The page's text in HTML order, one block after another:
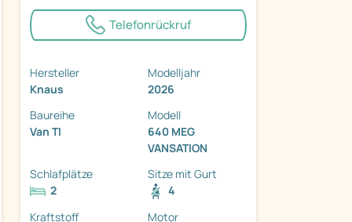
Telefonrückruf
Hersteller
Knaus
Modelljahr
2026
Baureihe
Van TI
Modell
640 MEG
VANSATION
Schlafplätze
2
Sitze mit Gurt
4
Kraftstoff
Motor